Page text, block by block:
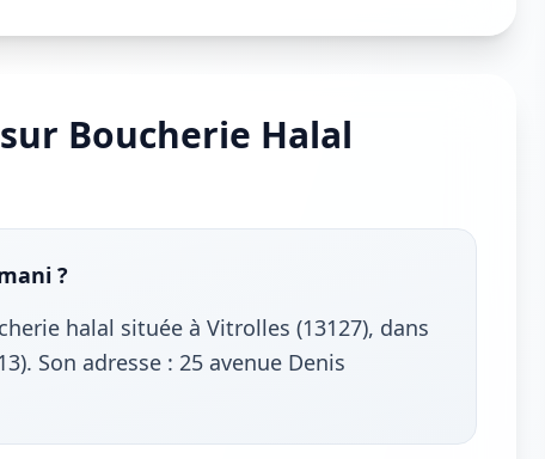
Boucherie Halal
?
halal située à Vitrolles (13127), dans
Son adresse : 25 avenue Denis